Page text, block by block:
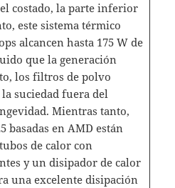
costado, la parte inferior
este sistema térmico
alcancen hasta 175 W de
que la generación
los filtros de polvo
suciedad fuera del
Mientras tanto,
basadas ​​en AMD están
de calor con
y un disipador de calor
una excelente disipación